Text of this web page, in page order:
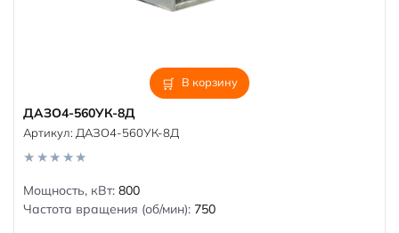
В корзину
ДАЗО4-560УК-8Д
Артикул: ДАЗО4-560УК-8Д
0
o
u
Мощность, кВт: 800
Частота вращения (об/мин): 750